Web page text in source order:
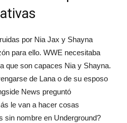
por Nia Jax y Shayna
para ello. WWE necesitaba
que son capaces Nia y Shayna.
de Lana o de su esposo
News preguntó
le van a hacer cosas
sin nombre en Underground?